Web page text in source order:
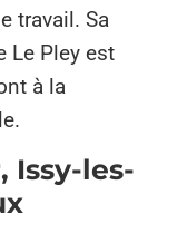
travail. Sa
Le Pley est
à la
Issy-les-